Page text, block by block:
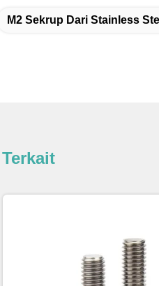
M2 Sekrup Dari Stainless